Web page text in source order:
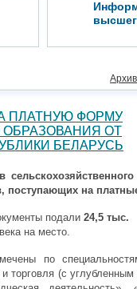
ПЛАТНУЮ ФОРМУ
ОТ
БЕЛАРУСЬ
поступающих на
подали 24,5 тыс.
на место.
по
торговля (с углубленным